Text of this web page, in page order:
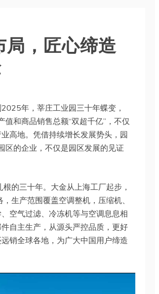
，匠心缔造
年，莘庄工业园三十年蝶变，
和商品销售总额“双超千亿”，不仅
高地。凭借持续增长发展势头，园
区的企业，不仅是园区发展的见证
的三十年。大金从上海工厂起步，
生产范围覆盖空调整机，压缩机、
空气过滤、冷冻机等与空调息息相
自主生产，从源头严控品质，更好
销全球各地，为广大中国用户缔造